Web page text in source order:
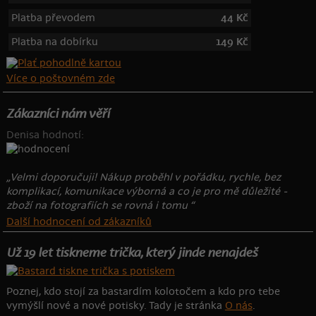
Platba převodem
44 Kč
Platba na dobírku
149 Kč
Více o poštovném zde
Zákazníci nám věří
Denisa hodnotí:
„Velmi doporučuji! Nákup proběhl v pořádku, rychle, bez
komplikací, komunikace výborná a co je pro mě důležité -
zboží na fotografiích se rovná i tomu “
Další hodnocení od zákazníků
Už 19 let tiskneme trička, který jinde nenajdeš
Poznej, kdo stojí za bastardím kolotočem a kdo pro tebe
vymýšlí nové a nové potisky. Tady je stránka O nás.